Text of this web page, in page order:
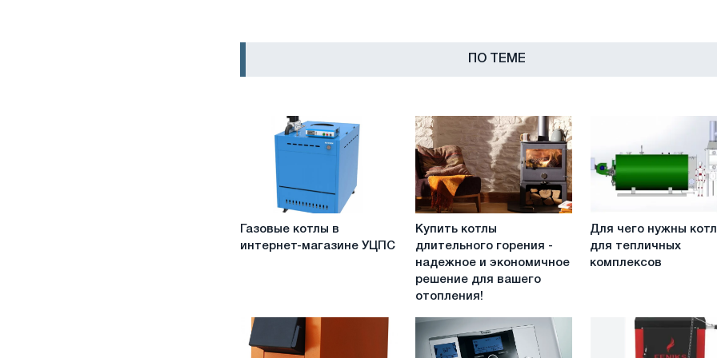
ПО ТЕМЕ
Газовые
Газовые котлы в
интернет-магазине УЦПС
Купить
котлы
длительного
горения
-
и
экономичное
решение
Купить котлы
длительного горения -
надежное и экономичное
решение для вашего
отопления!
Для
чего
нужны
комплексов
Для чего нужны
для тепличных
комплексов